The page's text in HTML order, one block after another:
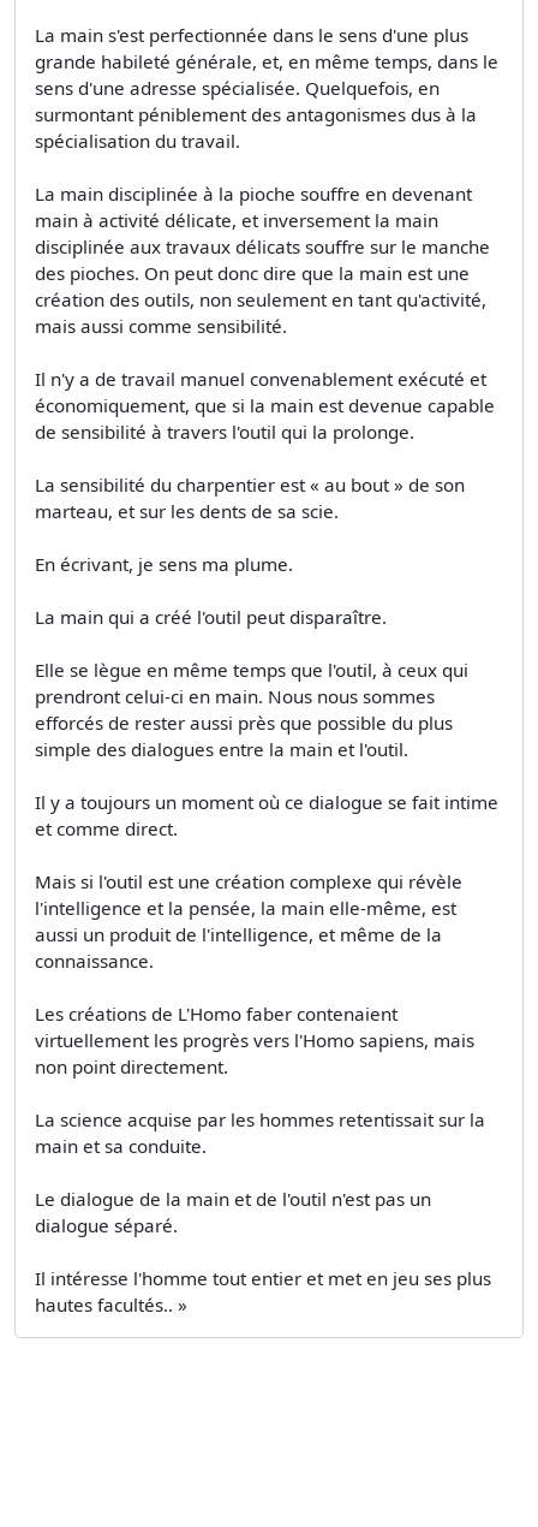
La main s'est perfectionnée dans le sens d'une plus
grande habileté générale, et, en même temps, dans le
sens d'une adresse spécialisée. Quelquefois, en
surmontant péniblement des antagonismes dus à la
spécialisation du travail.
La main disciplinée à la pioche souffre en devenant
main à activité délicate, et inversement la main
disciplinée aux travaux délicats souffre sur le manche
des pioches. On peut donc dire que la main est une
création des outils, non seulement en tant qu'activité,
mais aussi comme sensibilité.
Il n'y a de travail manuel convenablement exécuté et
économiquement, que si la main est devenue capable
de sensibilité à travers l'outil qui la prolonge.
La sensibilité du charpentier est « au bout » de son
marteau, et sur les dents de sa scie.
En écrivant, je sens ma plume.
La main qui a créé l'outil peut disparaître.
Elle se lègue en même temps que l'outil, à ceux qui
prendront celui-ci en main. Nous nous sommes
efforcés de rester aussi près que possible du plus
simple des dialogues entre la main et l'outil.
Il y a toujours un moment où ce dialogue se fait intime
et comme direct.
Mais si l'outil est une création complexe qui révèle
l'intelligence et la pensée, la main elle-même, est
aussi un produit de l'intelligence, et même de la
connaissance.
Les créations de L'Homo faber contenaient
virtuellement les progrès vers l'Homo sapiens, mais
non point directement.
La science acquise par les hommes retentissait sur la
main et sa conduite.
Le dialogue de la main et de l'outil n'est pas un
dialogue séparé.
Il intéresse l'homme tout entier et met en jeu ses plus
hautes facultés.. »